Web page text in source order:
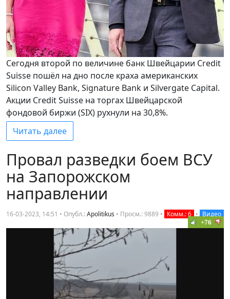
Сегодня второй по величине банк Швейцарии Credit
Suisse пошёл на дно после краха американских
Silicon Valley Bank, Signature Bank и Silvergate Capital.
Акции Credit Suisse на торгах Швейцарской
фондовой биржи (SIX) рухнули на 30,8%.
Читать далее
Провал разведки боем ВСУ
на Запорожском
направлении
16-03-2023, 14:51 • Опубл.:Apolitikus • Просм.: 9889 • Комм.: 6 • Видео
+76